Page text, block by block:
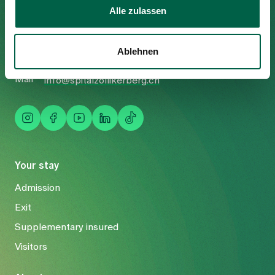
Alle zulassen
Ablehnen
Your stay
Admission
Exit
Supplementary insured
Visitors
8125 Zollikerberg
Mail
info@spitalzollikerberg.ch